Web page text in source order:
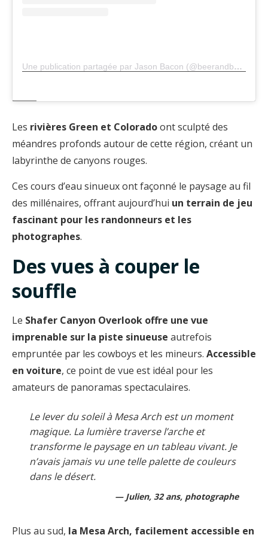
Une publication partagée par Jason Bacon (@beerandbacon)
Les rivières Green et Coloradoont sculpté des
méandres profonds autour de cette région, créant un
labyrinthe de canyons rouges.
Ces cours d’eau sinueux ont façonné le paysage au fil
des millénaires, offrant aujourd’hui un terrain de jeu
fascinant pour les randonneurs et les
photographes.
Des vues à couper le
souffle
Le Shafer Canyon Overlook offre une vue
imprenable sur la piste sinueuse autrefois
empruntée par les cowboys et les mineurs. Accessible
en voiture, ce point de vue est idéal pour les
amateurs de panoramas spectaculaires.
Le lever du soleil à Mesa Arch est un moment
magique. La lumière traverse l’arche et
transforme le paysage en un tableau vivant. Je
n’avais jamais vu une telle palette de couleurs
dans le désert.
Julien, 32 ans, photographe
Plus au sud, la Mesa Arch, facilement accessible en